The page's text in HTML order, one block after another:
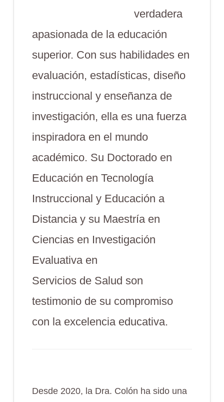
verdadera
apasionada de la educación
superior. Con sus habilidades en
evaluación, estadísticas, diseño
instruccional y enseñanza de
investigación, ella es una fuerza
inspiradora en el mundo
académico. Su Doctorado en
Educación en Tecnología
Instruccional y Educación a
Distancia y su Maestría en
Ciencias en Investigación
Evaluativa en
Servicios de Salud son
testimonio de su compromiso
con la excelencia educativa.
Desde 2020, la Dra. Colón ha sido una